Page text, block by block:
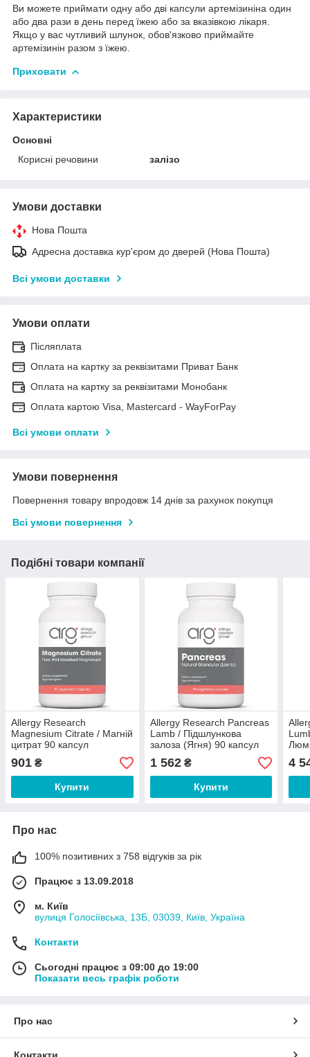
Ви можете приймати одну або дві капсули артемізиніна один
або два рази в день перед їжею або за вказівкою лікаря.
Якщо у вас чутливий шлунок, обов'язково приймайте
артемізинін разом з їжею.
Приховати
Характеристики
Основні
Корисні речовини
залізо
Умови доставки
Нова Пошта
Адресна доставка кур'єром до дверей (Нова Пошта)
Всі умови доставки
Умови оплати
Післяплата
Оплата на картку за реквізитами Приват Банк
Оплата на картку за реквізитами Монобанк
Оплата картою Visa, Mastercard - WayForPay
Всі умови оплати
Умови повернення
Повернення товару впродовж 14 днів за рахунок покупця
Всі умови повернення
Подібні товари компанії
Allergy Research
Magnesium Citrate / Магній
цитрат 90 капсул
901 ₴
Купити
Allergy Research Pancreas
Lamb / Підшлункова
залоза (Ягня) 90 капсул
1 562₴
Купити
4
Про нас
100% позитивних з 758 відгуків за рік
Працює з 13.09.2018
м. Київ
вулиця Голосіївська, 13Б, 03039, Київ, Україна
Контакти
Сьогодні працює з 09:00 до 19:00
Показати весь графік роботи
Про нас